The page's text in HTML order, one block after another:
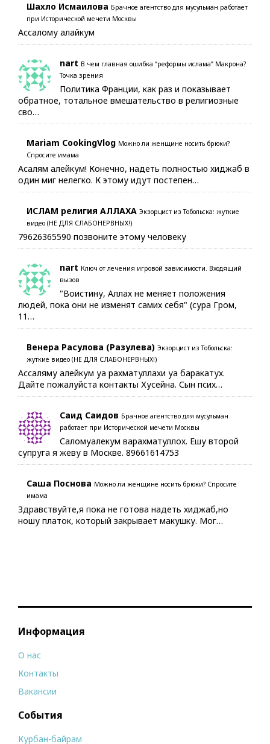
Шахло Исмаилова Брачное агентство для мусульман работает
при Исторической мечети Москвы
Ассалому алайкум
nart В чем главная ошибка “реформы ислама” Макрона?
Точка зрения
Политика Франции, как раз и показывает
обратное, тотальное вмешательство в религиозные
сво…
Mariam CookingVlog Можно ли женщине носить брюки?
Спросите имама
Асалям алейкум! Конечно, надеть полностью хиджаб в
один миг нелегко. К этому идут постепен…
ИСЛАМ религия АЛЛАХА Экзорцист из Тобольска: жуткие
видео (НЕ ДЛЯ СЛАБОНЕРВНЫХ!)
79626365590 позвоните этому человеку
nart Ключ от лечения игровой зависимости. Входящий
вызов
"Воистину, Аллах не меняет положения
людей, пока они не изменят самих себя" (сура Гром,
11…
Венера Расулова (Разулева) Экзорцист из Тобольска:
жуткие видео (НЕ ДЛЯ СЛАБОНЕРВНЫХ!)
Ассаляму алейкум уа рахматуллахи уа баракатух.
Дайте пожалуйста контакты Хусейна. Сын псих…
Саид Саидов Брачное агентство для мусульман
работает при Исторической мечети Москвы
Саломуалекум варахматуллох. Ешу второй
супруга я жеву в Москве. 89661614753
Саша Поснова Можно ли женщине носить брюки? Спросите
имама
Здравствуйте,я пока не готова надеть хиджаб,но
ношу платок, который закрывает макушку. Мог…
Информация
О нас
Контакты
Вакансии
События
Курбан-байрам